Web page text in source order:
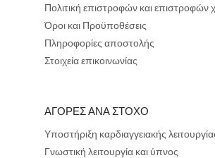
Πολιτική επιστροφών και επιστροφών
Όροι και Προϋποθέσεις
Πληροφορίες αποστολής
Στοιχεία επικοινωνίας
ΑΓΟΡΕΣ ΑΝΑ ΣΤΟΧΟ
Υποστήριξη καρδιαγγειακής
Γνωστική λειτουργία και ύπνος